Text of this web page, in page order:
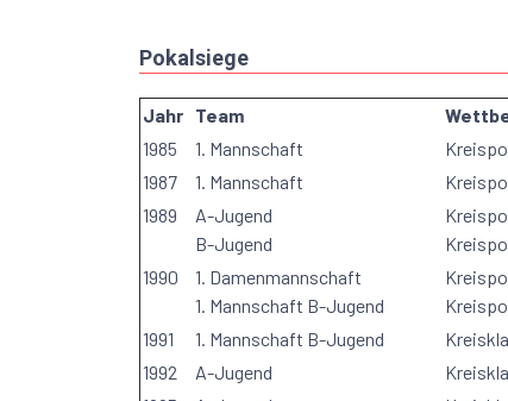
Pokalsiege
Jahr Team
1985
1. Mannschaft
1987
1. Mannschaft
1989
A-Jugend
B-Jugend
1990
1. Damenmannschaft
1. Mannschaft B-Jugend
1991
1. Mannschaft B-Jugend
1992
A-Jugend